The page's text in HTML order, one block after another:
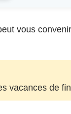
vous
vacances de